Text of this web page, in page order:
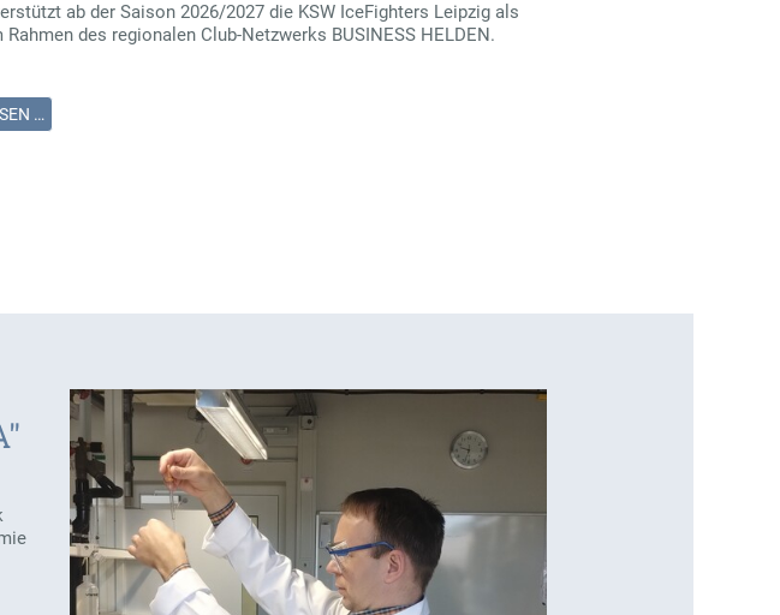
ab der Saison 2026/2027 die KSW IceFighters Leipzig als
des regionalen Club-Netzwerks BUSINESS HELDEN.
…